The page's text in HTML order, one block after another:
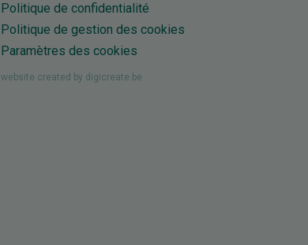
Politique de confidentialité
Politique de gestion des cookies
Paramètres des cookies
website created by digicreate.be